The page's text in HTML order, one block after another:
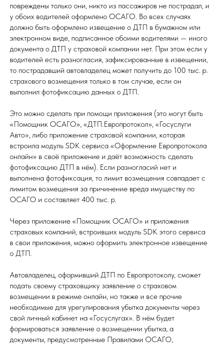
повреждены только они, никто из пассажиров не пострадал, и
у обоих водителей оформлено ОСАГО. Во всех случаях
должно быть оформлено извещение о ДТП в бумажном или
электронном виде, подписанное обоими водителями — иного
документа о ДТП у страховой компании нет. При этом если у
водителей есть разногласия, зафиксированные в извещении,
то пострадавший автовладелец может получить до 100 тыс. р.
страхового возмещения только в том случае, если он
выполнил фотофиксацию данных о ДТП.
Это можно сделать при помощи приложения (это могут быть
«Помощник ОСАГО», «ДТП.Европротокол», «Госуслуги
Авто», либо приложение страховой компании, которая
встроила модуль SDK сервиса «Оформление Европротокола
онлайн» в своё приложение и даёт возможность сделать
фотофиксацию ДТП в нём). Если разногласий нет и
выполнена фотофиксация, то лимит возмещения совпадает с
лимитом возмещения за причинение вреда имуществу по
ОСАГО и составляет 400 тыс. р.
Через приложение «Помощник ОСАГО» и приложения
страховых компаний, встроивших модуль SDK этого сервиса
в свои приложения, можно оформить электронное извещение
о ДТП.
Автовладелец, оформивший ДТП по Европротоколу, сможет
подать своему страховщику заявление о страховом
возмещении в режиме онлайн, но также и все прочие
необходимые для урегулирования убытка документы через
свой личный кабинет на «Госуслугах». В нём будет
формироваться заявление о возмещении убытка, а
документы, предусмотренные Правилами ОСАГО,